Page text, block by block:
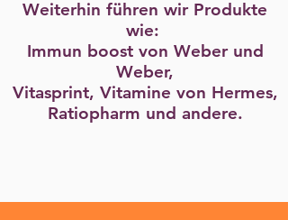
Weiterhin führen wir Produkte
wie:
Immun boost von Weber und
Weber,
Vitasprint, Vitamine von Hermes,
Ratiopharm und andere.